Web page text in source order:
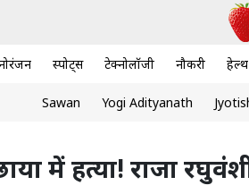
स्पोर्ट्स टेक्नोलॉजी नौकरी हेल्थ
Sawan Yogi Adityanath
में हत्या! राजा